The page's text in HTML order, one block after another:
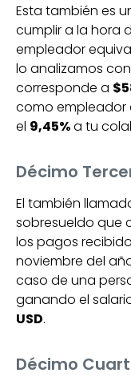
Esta también es
cumplir a la hora
empleador
lo analizamos
corresponde a
como empleador
el 9,45%a tu
Décimo
El también
sobresueldo que
los pagos
noviembre del
caso de una
ganando el
USD.
Décimo